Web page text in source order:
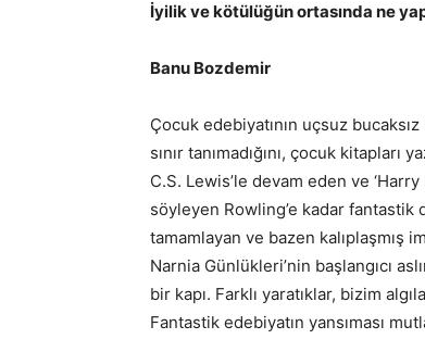
İyilik ve kötülüğün ortasında ne
Banu Bozdemir
Çocuk edebiyatının uçsuz
sınır tanımadığını, çocuk kitapları
C.S. Lewis’le devam eden ve
söyleyen Rowling’e kadar fantastik
tamamlayan ve bazen kalıplaşmış
Narnia Günlükleri’nin başlangıcı
bir kapı. Farklı yaratıklar, bizim
Fantastik edebiyatın yansıması